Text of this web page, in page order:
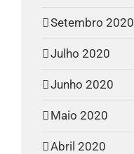
Setembro 2020
Julho 2020
Junho 2020
Maio 2020
Abril 2020